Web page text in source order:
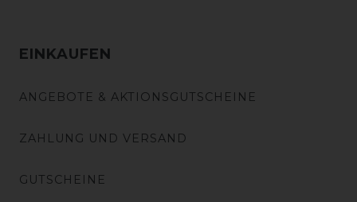
EINKAUFEN
ANGEBOTE & AKTIONSGUTSCHEINE
ZAHLUNG UND VERSAND
GUTSCHEINE